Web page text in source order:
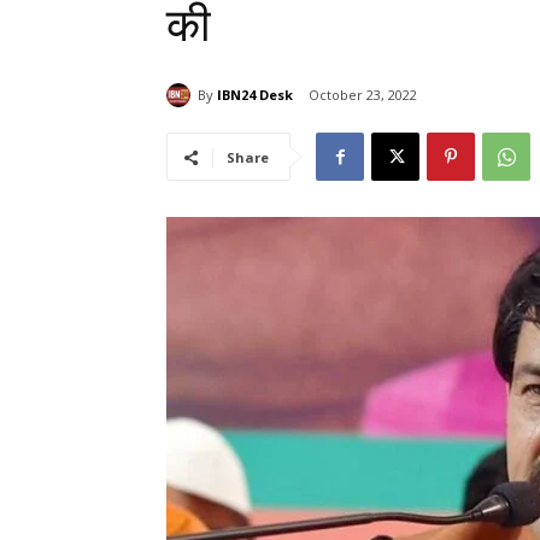
की
By IBN24 Desk October 23, 2022
Share